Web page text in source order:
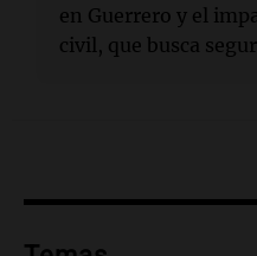
en Guerrero y el
civil, que busca